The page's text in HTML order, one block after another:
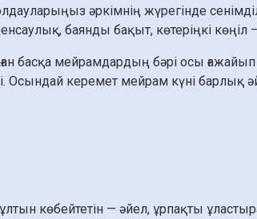
әркімнің жүрегінде
баянды бақыт, көтеріңкі көңіл
басқа мейрамдардың бәрі осы
Осындай керемет мейрам күні барлық
көбейтетін — әйел, ұрпақты